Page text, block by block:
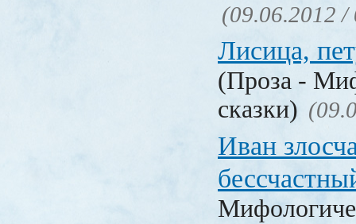
(09.06.2012 /
Лисица,
(Проза -
сказки)
Иван